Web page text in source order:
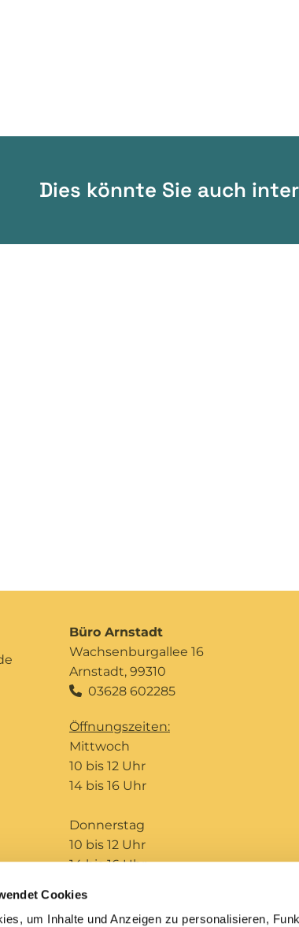
Cookies
um Inhalte und Anzeigen zu personalisieren,
Dies könnte Sie auch
Büro Arnstadt
Wachsenburgallee 16
Arnstadt, 99310
03628 602285
Öffnungszeiten:
Mittwoch
10 bis 12 Uhr
14 bis 16 Uhr
Donnerstag
10 bis 12 Uhr
14 bis 16 Uhr
Telefonseelsorge Bildungshaus